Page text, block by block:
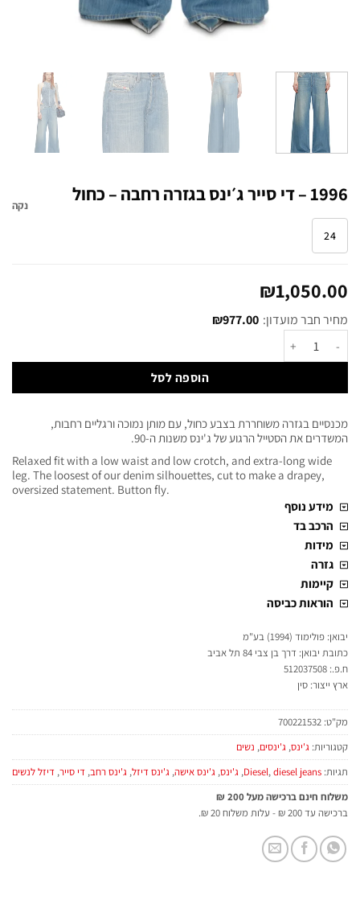
1996 – די סייר ג׳ינס בגזרה רחבה – כחול
24
נקה
₪1,050.00
מחיר חבר מועדון: ₪977.00
הוספה לסל
מכנסיים בגזרה משוחררת בצבע כחול, עם מותן נמוכה ורגליים רחבות,
המשדרים את הסטייל הרגוע של ג'ינס משנות ה-90.
Relaxed fit with a low waist and low crotch, and extra-long wide
leg. The loosest of our denim silhouettes, cut to make a drapey,
oversized statement. Button fly.
מידע נוסף
הרכב בד
מידות
גזרה
קיימות
הוראות כביסה
יבואן: פולימוד (1994) בע"מ
כתובת יבואן: דרך בן צבי 84 תל אביב
ח.פ.: 512037508
ארץ ייצור: סין
מק"ט: 700221532
קטגוריות: ג'ינס, ג'ינסים, נשים
תגיות:
Diesel,diesel jeans
, ג'ינס, ג'ינס אישה, ג'ינס דיזל, ג'ינס רחב, די סייר, דיזל לנשים
משלוח חינם ברכישה מעל 200 ₪
ברכישה עד 200 ₪ - עלות משלוח 20 ₪.